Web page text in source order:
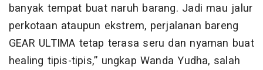
banyak tempat buat naruh barang. Jadi mau jalur
perkotaan ataupun ekstrem, perjalanan bareng
GEAR ULTIMA tetap terasa seru dan nyaman buat
healing tipis-tipis,” ungkap Wanda Yudha, salah